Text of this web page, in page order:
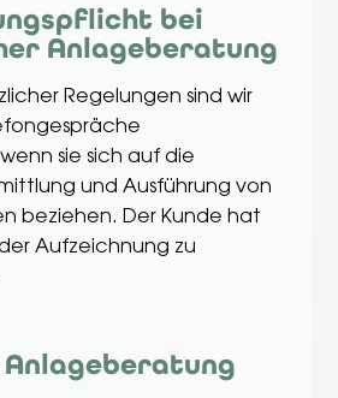
bei
Anlageberatung
Regelungen sind wir
sie sich auf die
und Ausführung von
beziehen. Der Kunde hat
Aufzeichnung zu